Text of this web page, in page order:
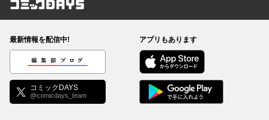
コミックDAYS
最新情報を配信中!
編集部ブログ
コミックDAYS
@comicdays_team
アプリもあります